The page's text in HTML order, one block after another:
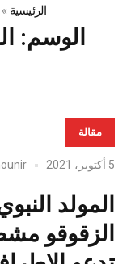
الرئيسية
الوسم:
مقالة
5 أكتوبر، 2021
المولد
الزقوقو